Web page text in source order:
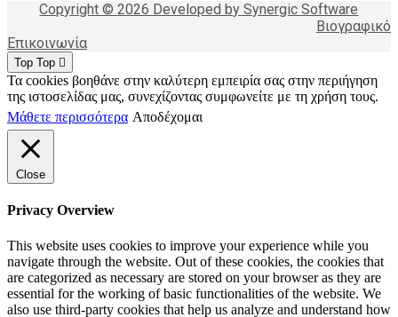
Copyright © 2026 Developed by Synergic Software
Βιογραφικό
Επικοινωνία
Top Top
Τα cookies βοηθάνε στην καλύτερη εμπειρία σας στην περιήγηση
της ιστοσελίδας μας, συνεχίζοντας συμφωνείτε με τη χρήση τους.
Μάθετε περισσότερα Αποδέχομαι
Close
Privacy Overview
This website uses cookies to improve your experience while you
navigate through the website. Out of these cookies, the cookies that
are categorized as necessary are stored on your browser as they are
essential for the working of basic functionalities of the website. We
also use third-party cookies that help us analyze and understand how